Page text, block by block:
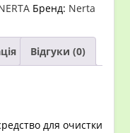
Бренд: Nerta
Відгуки (0)
для очистки